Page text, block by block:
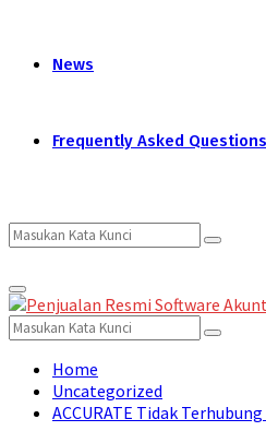
News
Frequently Asked Questions
Search
for:
Search
Primary
Menu
Search
for:
Search
Home
Uncategorized
ACCURATE Tidak